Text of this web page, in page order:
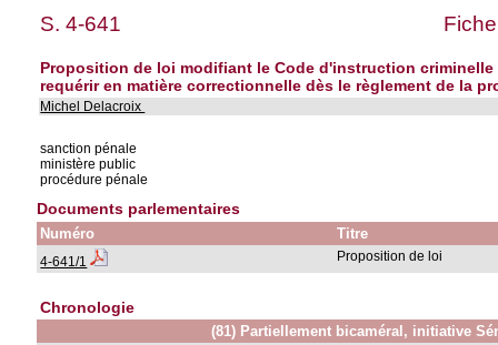
S. 4-641
Proposition de loi modifiant le Code d'instruction
requérir en matière correctionnelle dès le règlement de la
Michel Delacroix
sanction pénale
ministère public
procédure pénale
Documents parlementaires
Numéro Titre
4-641/1 Proposition de loi
Chronologie
(81) Partiellement bicaméral, initiative